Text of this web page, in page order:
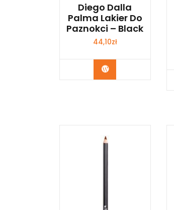
Diego Dalla
Palma Lakier Do
Paznokci – Black
44,10zł
Zobacz